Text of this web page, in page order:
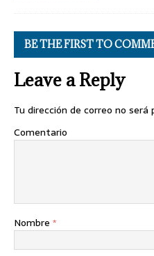
BE THE FIRST TO
Leave a Reply
Tu dirección de correo no será
Comentario
Nombre *